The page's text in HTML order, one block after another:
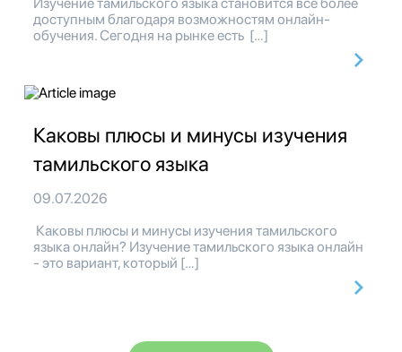
доступным благодаря возможностям онлайн-
обучения. Сегодня на рынке есть […]
Каковы плюсы и минусы изучения
тамильского языка
09.07.2026
Каковы плюсы и минусы изучения тамильского
языка онлайн? Изучение тамильского языка онлайн
- это вариант, который […]